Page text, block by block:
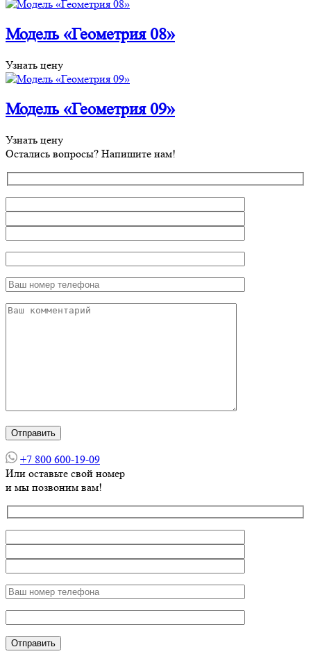
Модель «Геометрия 08»
Узнать цену
Модель «Геометрия 09»
Узнать цену
Остались вопросы? Напишите нам!
+7 800 600-19-09
Или оставьте свой номер
и мы позвоним вам!